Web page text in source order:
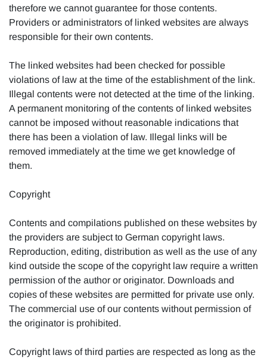
therefore we cannot guarantee for those contents.
Providers or administrators of linked websites are always
responsible for their own contents.
The linked websites had been checked for possible
violations of law at the time of the establishment of the link.
Illegal contents were not detected at the time of the linking.
A permanent monitoring of the contents of linked websites
cannot be imposed without reasonable indications that
there has been a violation of law. Illegal links will be
removed immediately at the time we get knowledge of
them.
Copyright
Contents and compilations published on these websites by
the providers are subject to German copyright laws.
Reproduction, editing, distribution as well as the use of any
kind outside the scope of the copyright law require a written
permission of the author or originator. Downloads and
copies of these websites are permitted for private use only.
The commercial use of our contents without permission of
the originator is prohibited.
Copyright laws of third parties are respected as long as the